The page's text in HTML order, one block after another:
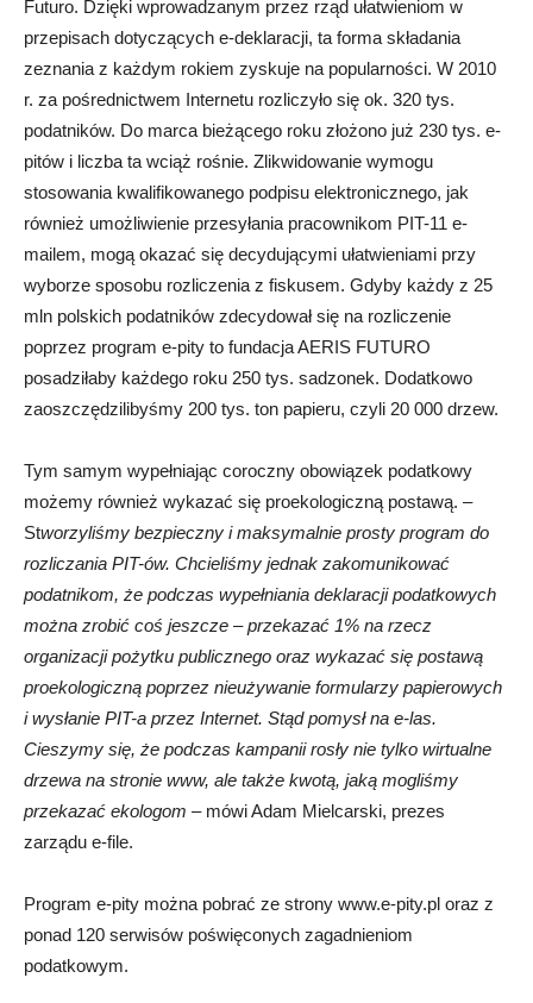
Futuro. Dzięki wprowadzanym przez rząd ułatwieniom w
przepisach dotyczących e-deklaracji, ta forma składania
zeznania z każdym rokiem zyskuje na popularności. W 2010
r. za pośrednictwem Internetu rozliczyło się ok. 320 tys.
podatników. Do marca bieżącego roku złożono już 230 tys. e-
pitów i liczba ta wciąż rośnie. Zlikwidowanie wymogu
stosowania kwalifikowanego podpisu elektronicznego, jak
również umożliwienie przesyłania pracownikom PIT-11 e-
mailem, mogą okazać się decydującymi ułatwieniami przy
wyborze sposobu rozliczenia z fiskusem. Gdyby każdy z 25
mln polskich podatników zdecydował się na rozliczenie
poprzez program e-pity to fundacja AERIS FUTURO
posadziłaby każdego roku 250 tys. sadzonek. Dodatkowo
zaoszczędzilibyśmy 200 tys. ton papieru, czyli 20 000 drzew.
Tym samym wypełniając coroczny obowiązek podatkowy
możemy również wykazać się proekologiczną postawą. –
Stworzyliśmy bezpieczny i maksymalnie prosty program do
rozliczania PIT-ów. Chcieliśmy jednak zakomunikować
podatnikom, że podczas wypełniania deklaracji podatkowych
można zrobić coś jeszcze – przekazać 1% na rzecz
organizacji pożytku publicznego oraz wykazać się postawą
proekologiczną poprzez nieużywanie formularzy papierowych
i wysłanie PIT-a przez Internet. Stąd pomysł na e-las.
Cieszymy się, że podczas kampanii rosły nie tylko wirtualne
drzewa na stronie www, ale także kwotą, jaką mogliśmy
przekazać ekologom – mówi Adam Mielcarski, prezes
zarządu e-file.
Program e-pity można pobrać ze strony www.e-pity.pl oraz z
ponad 120 serwisów poświęconych zagadnieniom
podatkowym.